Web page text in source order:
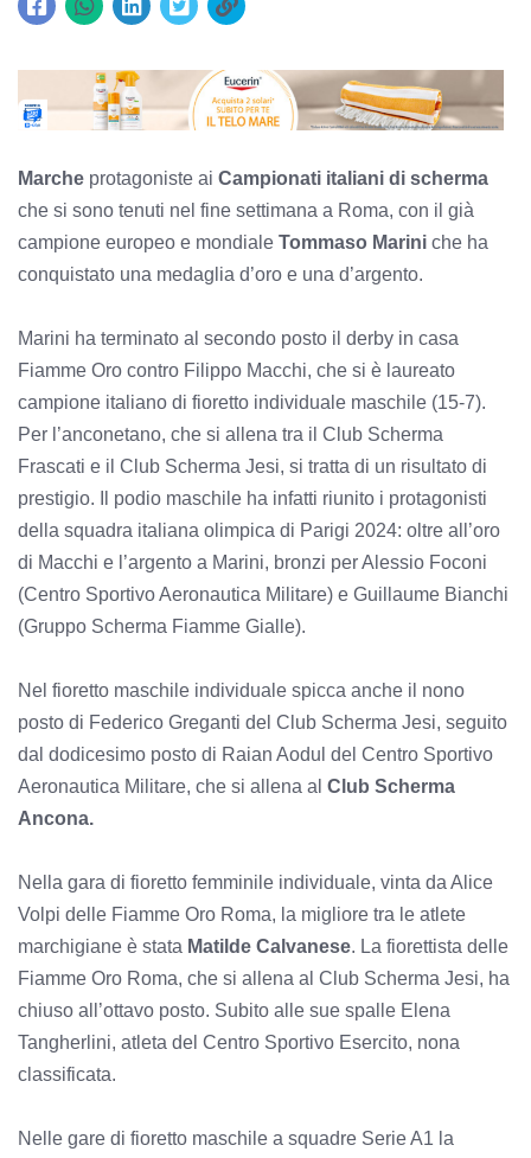
Marche protagoniste ai Campionati italiani di scherma
che si sono tenuti nel fine settimana a Roma, con il già
campione europeo e mondiale Tommaso Marini che ha
conquistato una medaglia d’oro e una d’argento.
Marini ha terminato al secondo posto il derby in casa
Fiamme Oro contro Filippo Macchi, che si è laureato
campione italiano di fioretto individuale maschile (15-7).
Per l’anconetano, che si allena tra il Club Scherma
Frascati e il Club Scherma Jesi, si tratta di un risultato di
prestigio. Il podio maschile ha infatti riunito i protagonisti
della squadra italiana olimpica di Parigi 2024: oltre all’oro
di Macchi e l’argento a Marini, bronzi per Alessio Foconi
(Centro Sportivo Aeronautica Militare) e Guillaume Bianchi
(Gruppo Scherma Fiamme Gialle).
Nel fioretto maschile individuale spicca anche il nono
posto di Federico Greganti del Club Scherma Jesi, seguito
dal dodicesimo posto di Raian Aodul del Centro Sportivo
Aeronautica Militare, che si allena al Club Scherma
Ancona.
Nella gara di fioretto femminile individuale, vinta da Alice
Volpi delle Fiamme Oro Roma, la migliore tra le atlete
marchigiane è stata Matilde Calvanese. La fiorettista delle
Fiamme Oro Roma, che si allena al Club Scherma Jesi, ha
chiuso all’ottavo posto. Subito alle sue spalle Elena
Tangherlini, atleta del Centro Sportivo Esercito, nona
classificata.
Nelle gare di fioretto maschile a squadre Serie A1 la